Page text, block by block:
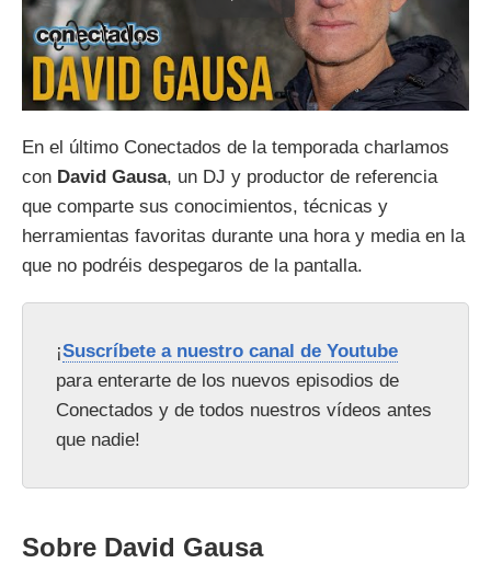
En el último Conectados de la temporada charlamos
con David Gausa, un DJ y productor de referencia
que comparte sus conocimientos, técnicas y
herramientas favoritas durante una hora y media en la
que no podréis despegaros de la pantalla.
¡Suscríbete a nuestro canal de Youtube
para enterarte de los nuevos episodios de
Conectados y de todos nuestros vídeos antes
que nadie!
Sobre David Gausa